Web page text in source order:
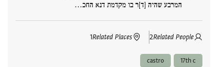
המרבע שהיה [ד]ר בו מקדמת דנא החכ…
Related People
2
Related Places
1
17th c
castro